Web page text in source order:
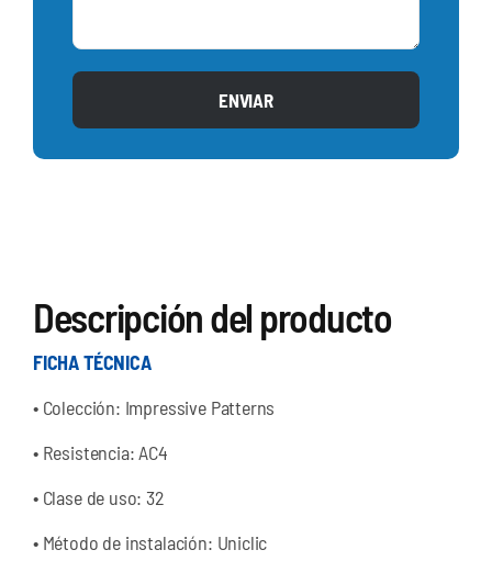
ENVIAR
Descripción del producto
FICHA TÉCNICA
• Colección: Impressive Patterns
• Resistencia: AC4
• Clase de uso: 32
• Método de instalación: Uniclic